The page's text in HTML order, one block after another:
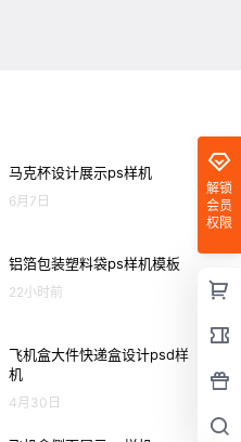
解锁
会员
权限
马克杯设计展示ps样机
6月7日
铝箔包装塑料袋ps样机模板
22小时前
飞机盒大件快递盒设计psd样
机
4月30日